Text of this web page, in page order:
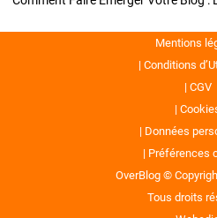
Mentions
Conditions
CGV
Données
Préférences
OverBlog ©
Tous droits